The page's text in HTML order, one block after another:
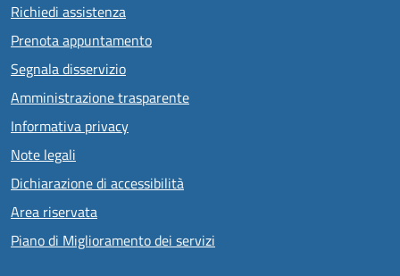
Richiedi assistenza
Prenota appuntamento
Segnala disservizio
Amministrazione trasparente
Informativa privacy
Note legali
Dichiarazione di accessibilità
Area riservata
Piano di Miglioramento dei servizi